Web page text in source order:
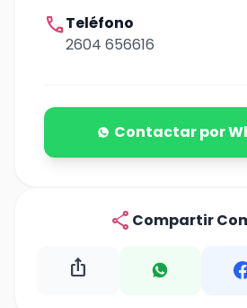
callTeléfono
2604 656616
Contactar por
share Compartir
ios_share